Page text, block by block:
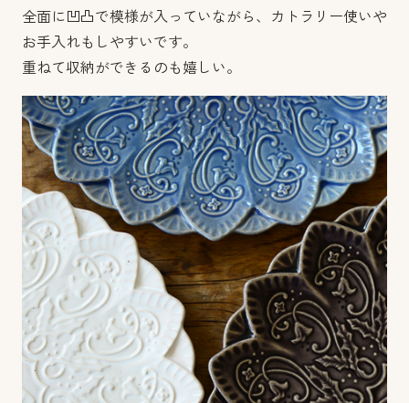
全面に凹凸で模様が入っていながら、カトラリー使いや
お手入れもしやすいです。
重ねて収納ができるのも嬉しい。